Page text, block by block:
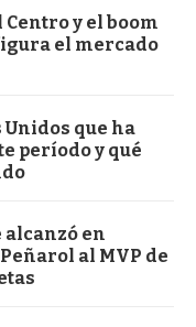
y el boom
el mercado
Unidos que ha
período y qué
alcanzó en
al MVP de